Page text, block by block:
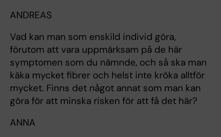
ANDREAS
Vad kan man som enskild individ göra,
förutom att vara uppmärksam på de här
symptomen som du nämnde, och så ska man
käka mycket fibrer och helst inte kröka alltför
mycket. Finns det något annat som man kan
göra för att minska risken för att få det här?
ANNA